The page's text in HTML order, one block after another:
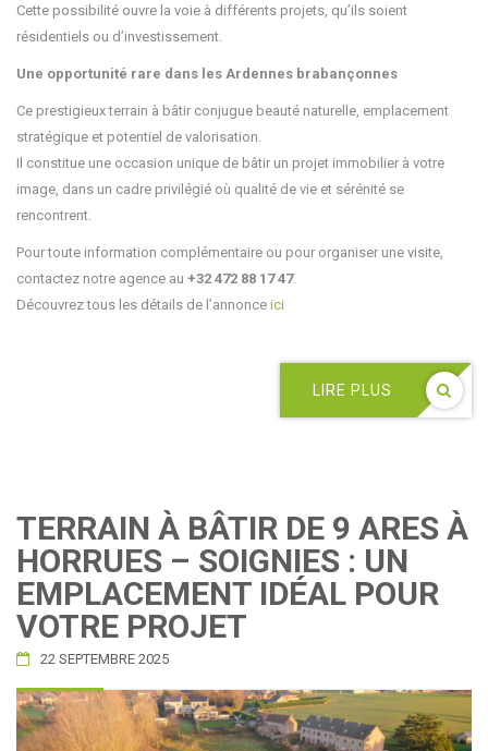
Cette possibilité ouvre la voie à différents projets, qu’ils soient
résidentiels ou d’investissement.
Une opportunité rare dans les Ardennes brabançonnes
Ce prestigieux terrain à bâtir conjugue beauté naturelle, emplacement
stratégique et potentiel de valorisation.
Il constitue une occasion unique de bâtir un projet immobilier à votre
image, dans un cadre privilégié où qualité de vie et sérénité se
rencontrent.
Pour toute information complémentaire ou pour organiser une visite,
contactez notre agence au +32 472 88 17 47.
Découvrez tous les détails de l’annonce ici
LIRE PLUS
TERRAIN À BÂTIR DE 9 ARES À
HORRUES – SOIGNIES : UN
EMPLACEMENT IDÉAL POUR
VOTRE PROJET
22 SEPTEMBRE 2025